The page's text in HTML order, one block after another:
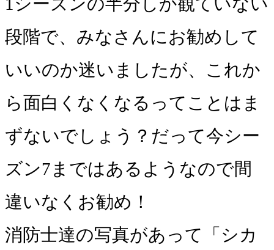
段階で、みなさんにお勧めして
いいのか迷いましたが、これか
ら面白くなくなるってことはま
ずないでしょう？だって今シー
ズン7まではあるようなので間
違いなくお勧め！
消防士達の写真があって「シカ